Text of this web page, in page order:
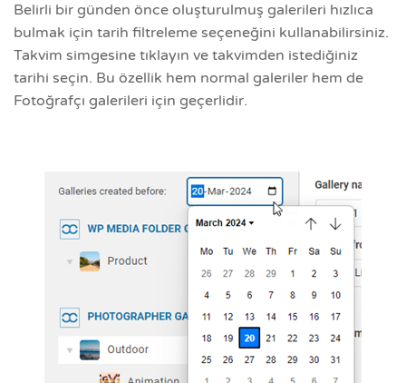
Belirli bir günden önce oluşturulmuş galerileri hızlıca
bulmak için tarih filtreleme seçeneğini kullanabilirsiniz.
Takvim simgesine tıklayın ve takvimden istediğiniz
tarihi seçin. Bu özellik hem normal galeriler hem de
Fotoğrafçı galerileri için geçerlidir.